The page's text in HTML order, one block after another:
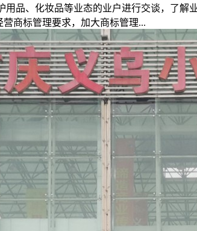
、化妆品等业态的业户进行交谈，了解
商标管理要求，加大商标管理...